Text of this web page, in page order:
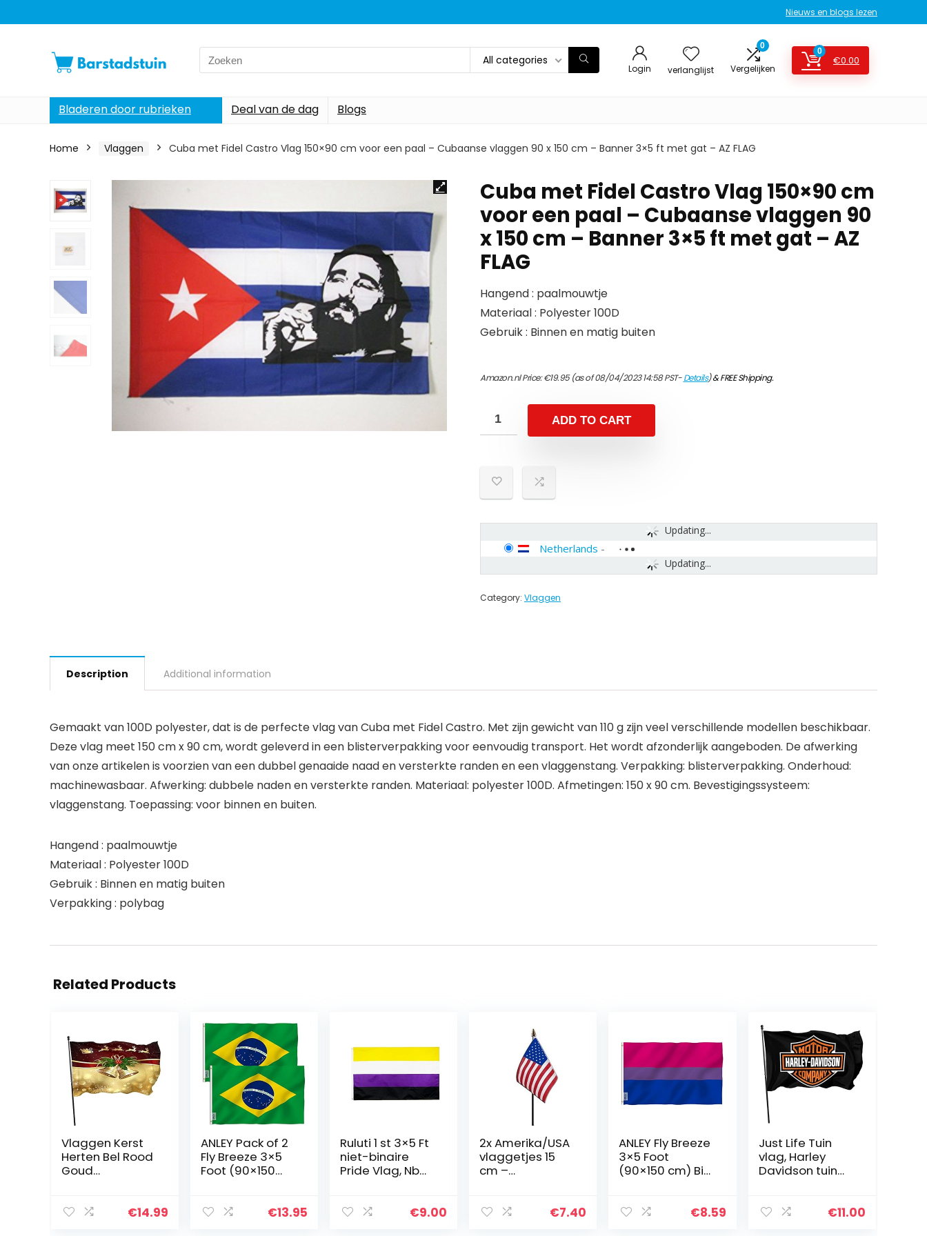
Nieuws en blogs lezen
Search
for:
All categories
Login verlanglijst
0
Vergelijken
0
€0.00
Bladeren door rubrieken Deal van de dag Blogs
Home Vlaggen Cuba met Fidel Castro Vlag 150×90 cm voor een paal – Cubaanse vlaggen 90 x 150 cm – Banner 3×5 ft met gat – AZ FLAG
Cuba met Fidel Castro Vlag 150×90 cm
voor een paal – Cubaanse vlaggen 90
x 150 cm – Banner 3×5 ft met gat – AZ
FLAG
Hangend : paalmouwtje
Materiaal : Polyester 100D
Gebruik : Binnen en matig buiten
Amazon.nl Price:€19.95(as of 08/04/2023 14:58 PST-Details)&FREE Shipping.
ADD TO CART
Updating...
Updating...
Netherlands -
Category: Vlaggen
Description Additional information
Gemaakt van 100D polyester, dat is de perfecte vlag van Cuba met Fidel Castro. Met zijn gewicht van 110 g zijn veel verschillende modellen beschikbaar.
Deze vlag meet 150 cm x 90 cm, wordt geleverd in een blisterverpakking voor eenvoudig transport. Het wordt afzonderlijk aangeboden. De afwerking
van onze artikelen is voorzien van een dubbel genaaide naad en versterkte randen en een vlaggenstang. Verpakking: blisterverpakking. Onderhoud:
machinewasbaar. Afwerking: dubbele naden en versterkte randen. Materiaal: polyester 100D. Afmetingen: 150 x 90 cm. Bevestigingssysteem:
vlaggenstang. Toepassing: voor binnen en buiten.
Hangend : paalmouwtje
Materiaal : Polyester 100D
Gebruik : Binnen en matig buiten
Verpakking : polybag
Related Products
Vlaggen Kerst
Herten Bel Rood
Goud
Benodigdheden
€14.99
ANLEY Pack of 2
Fly Breeze 3×5
Foot (90×150
UV Fade
€13.95
Ruluti 1 st 3×5 Ft
niet-binaire
Pride Vlag, Nb
Geslacht
€9.00
2x Amerika/USA
vlaggetjes 15
cm –
Verenigde
€7.40
ANLEY Fly Breeze
3×5 Foot
(90×150 cm) Bi
kleuren en UV-
€8.59
Just Life Tuin
vlag, Harley
Davidson tuin
Decor.
€11.00